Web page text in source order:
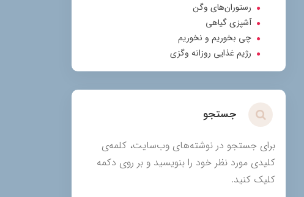
رستوران‌های وگن
آشپزی گیاهی
چی بخوریم و نخوریم
رژیم غذایی روزانه وگزی
جستجو
برای جستجو در نوشته‌های وب‌سایت، کلمه‌ی
کلیدی مورد نظر خود را بنویسید و بر روی دکمه
کلیک کنید.